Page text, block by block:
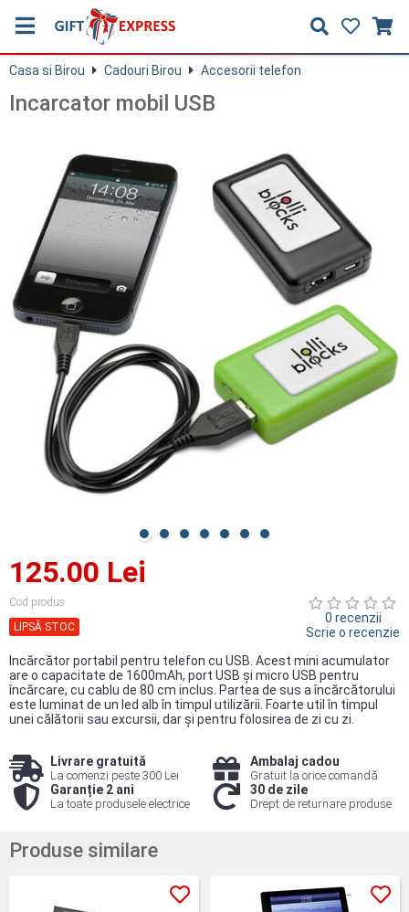
Casa si Birou Cadouri Birou Accesorii telefon
Incarcator mobil USB
125.00 Lei
Cod produs
LIPSĂ STOC
0 recenzii
Scrie o recenzie
Incărcător portabil pentru telefon cu USB. Acest mini acumulator
are o capacitate de 1600mAh, port USB şi micro USB pentru
încărcare, cu cablu de 80 cm inclus. Partea de sus a încărcătorului
este luminat de un led alb în timpul utilizării. Foarte util în timpul
unei călătorii sau excursii, dar şi pentru folosirea de zi cu zi.
Livrare gratuită
La comenzi peste 300 Lei
Ambalaj cadou
Gratuit la orice comandă
Garanție 2 ani
La toate produsele electrice
30 de zile
Drept de returnare produse
Produse similare